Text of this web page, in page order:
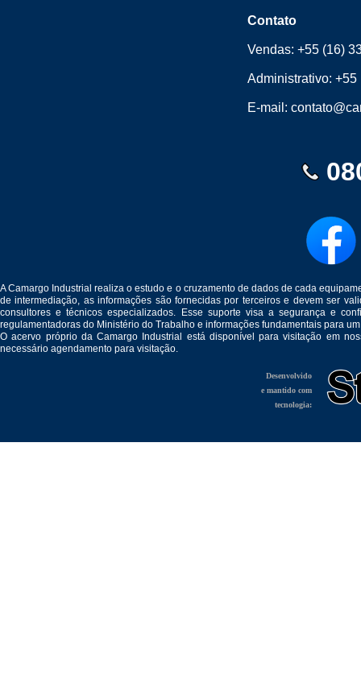
Contato
Vendas:+55 (16)
Administrativo:+55
E-mail:
A Camargo Industrial realiza o estudo e o cruzamento de dados de cada
de intermediação, as informações são fornecidas por terceiros e devem ser
consultores e técnicos especializados. Esse suporte visa a segurança e
regulamentadoras do Ministério do Trabalho e informações fundamentais para
O acervo próprio da Camargo Industrial está disponível para visitação em
necessário agendamento para visitação.
Desenvolvido
e mantido com
tecnologia: